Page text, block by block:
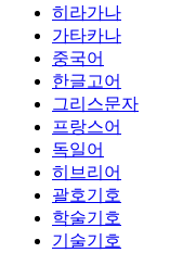
히라가나
가타카나
중국어
한글고어
그리스문자
프랑스어
독일어
히브리어
괄호기호
학술기호
기술기호